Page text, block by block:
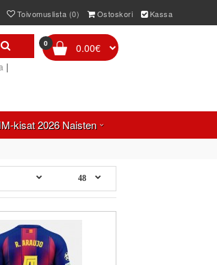
Toivomuslista (0) Ostoskori Kassa
|
0 0.00€
kisat 2026 Naisten